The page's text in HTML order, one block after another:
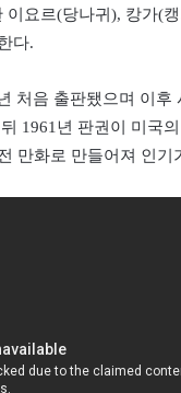
이요르(당나귀), 캉가(
다.
처음 출판됐으며 이후
1961년 판권이 미국
만화로 만들어져 인기